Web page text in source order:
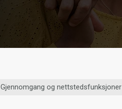
Gjennomgang og nettstedsfunksjoner